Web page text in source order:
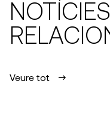
NOTÍCIES
Veure tot